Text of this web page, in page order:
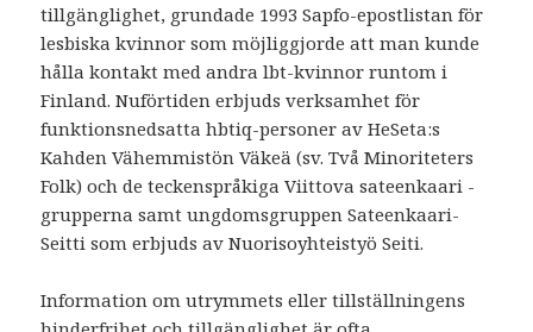
tillgänglighet, grundade 1993 Sapfo-epostlistan för
lesbiska kvinnor som möjliggjorde att man kunde
hålla kontakt med andra lbt-kvinnor runtom i
Finland. Nuförtiden erbjuds verksamhet för
funktionsnedsatta hbtiq-personer av HeSeta:s
Kahden Vähemmistön Väkeä (sv. Två Minoriteters
Folk) och de teckenspråkiga Viittova sateenkaari -
grupperna samt ungdomsgruppen Sateenkaari-
Seitti som erbjuds av Nuorisoyhteistyö Seiti.
Information om utrymmets eller tillställningens